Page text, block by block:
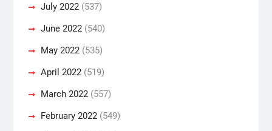
July 2022(537)
June 2022(540)
May 2022(535)
April 2022(519)
March 2022(557)
February 2022(549)